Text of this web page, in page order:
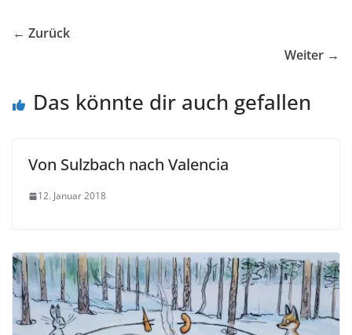
← Zurück
Weiter →
Das könnte dir auch gefallen
Von Sulzbach nach Valencia
12. Januar 2018